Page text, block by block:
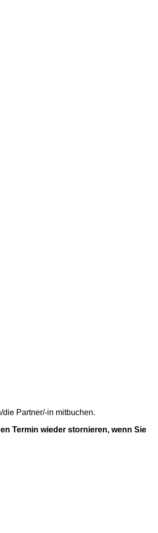
Partner/-in mitbuchen.
Termin wieder stornieren, wenn Sie